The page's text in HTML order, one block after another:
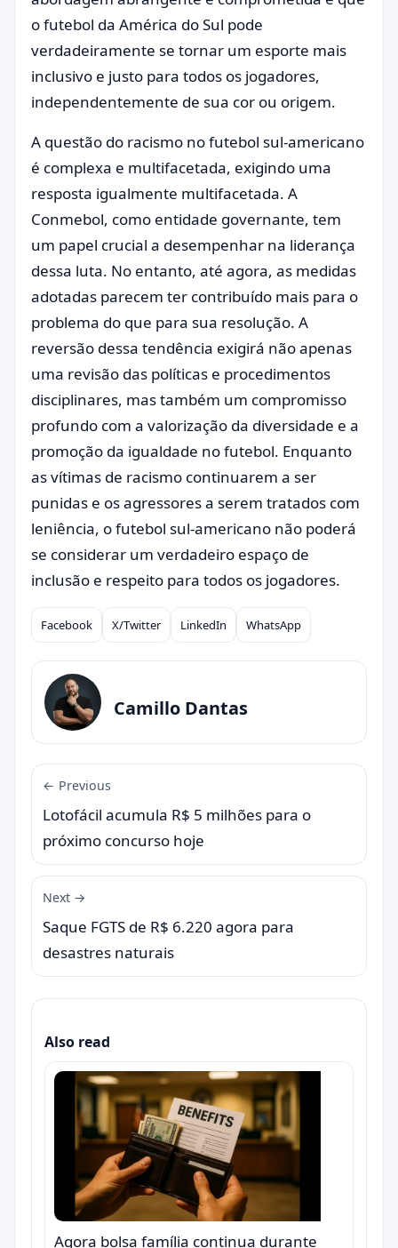
o futebol da América do Sul pode
verdadeiramente se tornar um esporte mais
inclusivo e justo para todos os jogadores,
independentemente de sua cor ou origem.
A questão do racismo no futebol sul-americano
é complexa e multifacetada, exigindo uma
resposta igualmente multifacetada. A
Conmebol, como entidade governante, tem
um papel crucial a desempenhar na liderança
dessa luta. No entanto, até agora, as medidas
adotadas parecem ter contribuído mais para o
problema do que para sua resolução. A
reversão dessa tendência exigirá não apenas
uma revisão das políticas e procedimentos
disciplinares, mas também um compromisso
profundo com a valorização da diversidade e a
promoção da igualdade no futebol. Enquanto
as vítimas de racismo continuarem a ser
punidas e os agressores a serem tratados com
leniência, o futebol sul-americano não poderá
se considerar um verdadeiro espaço de
inclusão e respeito para todos os jogadores.
Compartilhar
Facebook X/Twitter LinkedIn WhatsApp
Camillo Dantas
← Previous
Lotofácil acumula R$ 5 milhões para o
próximo concurso hoje
Next →
Saque FGTS de R$ 6.220 agora para
desastres naturais
Also read
Agora bolsa família continua durante